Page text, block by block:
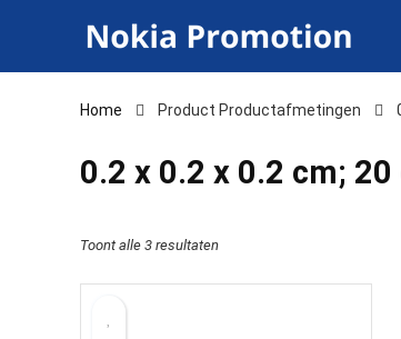
Home Product Productafmetingen
‎0.2 x 0.2 x 0.2 cm; 20
Toont alle 3 resultaten